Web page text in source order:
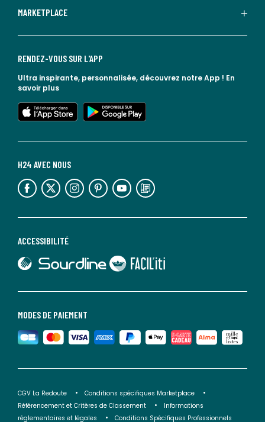
MARKETPLACE
MODES DE PAIEMENT
ACCESSIBILITÉ
lien vers Faciliti
H24 AVEC NOUS
lien vers l'espace réseaux sociaux lien vers l'espace réseaux sociaux lien vers l'espace réseaux sociaux lien vers l'espace réseaux sociaux lien vers l'espace réseaux sociaux lien vers le blog la redoute
RENDEZ-VOUS SUR L'APP
Ultra inspirante, personnalisée, découvrez notre App ! En
savoir plus
lien vers l'app store
lien vers google play
CGV La Redoute
Conditions spécifiques Marketplace
Référencement et Critères de Classement
Informations
réglementaires et légales
Conditions Spécifiques Professionnels